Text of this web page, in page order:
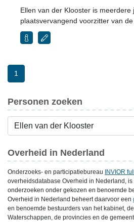
Ellen van der Klooster is meerdere
plaatsvervangend voorzitter van de
1
Personen zoeken
Overheid in Nederland
Onderzoeks- en participatiebureau INVIOR
overheidsdatabase Overheid in Nederland, is
onderzoeken onder gekozen en benoemde
Overheid in Nederland beheert daarvoor een
en benoemde bestuurders van het kabinet,
Waterschappen, de provincies en de